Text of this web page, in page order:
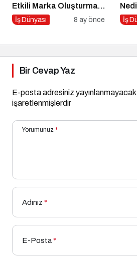
Etkili Marka Oluşturma
için 10 Altın İpucu
İş Dünyası 8 ay önce İş
Bir Cevap Yaz
E-posta adresiniz
işaretlenmişlerdir
Yorumunuz *
Adınız *
E-Posta*